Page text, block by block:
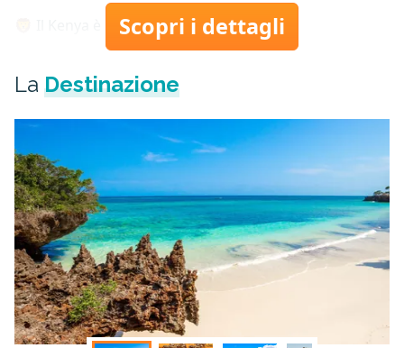
🦁 Il Kenya è un vero paradiso per chi...
Scopri i dettagli
La Destinazione